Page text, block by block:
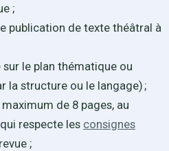
;
publication de texte théâtral à
sur le plan thématique ou
la structure ou le langage) ;
maximum de 8 pages, au
respecte les consignes
;